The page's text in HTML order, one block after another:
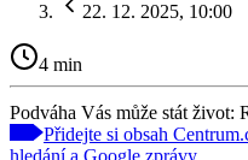
22. 12. 2025, 10:00
4 min
Podváha Vás může stát život:
Přidejte si obsah
hledání a Google zprávy